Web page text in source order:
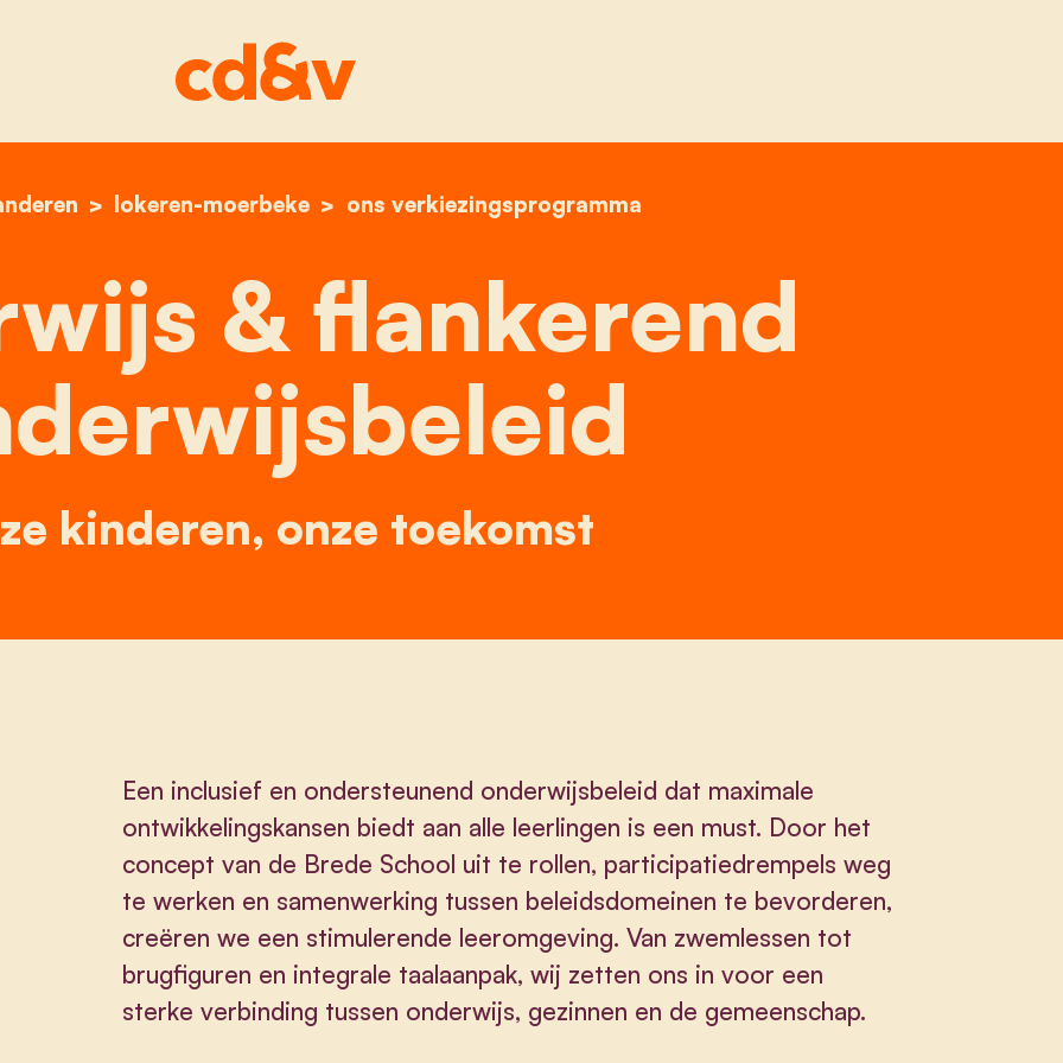
home
lokeren-moerbeke ons verkiezingsprogramma
onderwijs & flankerend onderwijsbeleid
& flankerend
kinderen, onze toekomst
Een inclusief en ondersteunend onderwijsbeleid dat maximale
ontwikkelingskansen biedt aan alle leerlingen is een must. Door het
concept van de Brede School uit te rollen, participatiedrempels weg
te werken en samenwerking tussen beleidsdomeinen te bevorderen,
creëren we een stimulerende leeromgeving. Van zwemlessen tot
brugfiguren en integrale taalaanpak, wij zetten ons in voor een
sterke verbinding tussen onderwijs, gezinnen en de gemeenschap.